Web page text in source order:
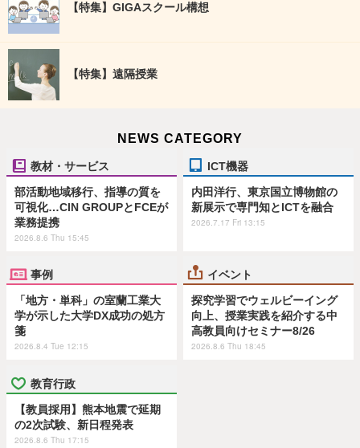
【特集】GIGAスクール構想
【特集】遠隔授業
NEWS CATEGORY
教材・サービス
部活動地域移行、指導の質を
可視化…CIN GROUPとFCEが
業務提携
2026.8.6 Thu 15:45
ICT機器
内田洋行、東京国立博物館の
新展示で専門知とICTを融合
2026.7.17 Fri 13:15
事例
「地方・単科」の室蘭工業大
学が示した大学DX成功の処方
箋
2026.8.4 Tue 12:15
イベント
探究学習でウェルビーイング
向上、授業実践を紹介する中
高教員向けセミナー8/26
2026.8.6 Thu 18:45
教育行政
【教員採用】熊本地震で延期
の2次試験、新日程発表
2026.8.6 Thu 17:15